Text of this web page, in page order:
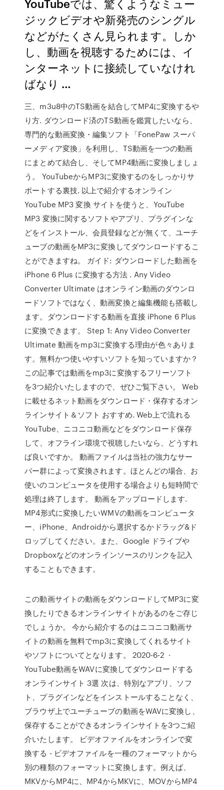
YouTubeでは、驚くようなミュー
ジックビデオや新発売のシングル
などがたくさん見られます。しか
し、動画を視聴するためには、イ
ンターネットに接続していなけれ
ばなり …
三、m3u8中のTS動画を結合してMP4に変換するや
り方. ダウンロード済のTS動画を鑑賞したいなら、
専門的な動画変換・編集ソフト「FonePaw スーパ
ーメディア変換」を利用し、TS動画を一つの動画
にまとめて結合し、そしてMP4動画に変換しましょ
う。 YouTubeからMP3に変換するのをしっかりサ
ポートする裏技. 以上で紹介するオンライン
YouTube MP3 変換 サイトを使うと、YouTube
MP3 変換に関するソフトやアプリ、プラグインな
どをインストール、会員登録などが無くて、ユーチ
ューブの動画をMP3に変換してダウンロードするこ
とができますね。 ガイド: ダウンロードした動画を
iPhone 6 Plus に変換する方法 . Any Video
Converter Ultimate はオンライン動画のダウンロ
ードソフトではなく、動画変換と編集機能も搭載し
ます。ダウンロードする動画を直接 iPhone 6 Plus
に変換できます。 Step 1: Any Video Converter
Ultimate 動画をmp3に変換する理由が色々ありま
す。無料かつ使いやすいソフトを知っていますか？
この記事では動画をmp3に変換するフリーソフト
を3つ紹介いたしますので、ぜひご覧下さい。 Web
に載せるネット動画をダウンロード・保存するオン
ラインサイト＆ソフト おすすめ. Web上で流れる
YouTube、ニコニコ動画などをダウンロード保存
して、オフライン環境で視聴したいなら、どうすれ
ば良いですか。 動画ファイルは当社の強力なサー
バー群によって変換されます。ほとんどの場合、お
使いのコンピュータを使用する場合よりも短時間で
処理は終了します。 動画をアップロードします.
MP4形式に変換したいWMVの動画をコンピュータ
ー、iPhone、Androidから選択するかドラッグ&ド
ロップしてください。また、Google ドライブや
Dropboxなどのオンラインソースのリンクを記入
することもできます。
この動画サイトの動画をダウンロードしてMP3に変
換したりできるオンラインサイトがあるのをご存じ
でしょうか。 今から紹介するのはニコニコ動画サ
イトの動画を無料でmp3に変換してくれるサイト
やソフトについてとなります。 2020-6-2 ·
YouTube動画をWAVに変換してダウンロードする
オンラインサイト 3選 次は、特別なアプリ、ソフ
ト、プラグインなどをインストールすることなく、
ブラウザ上でユーチューブの動画をWAVに変換し、
保存することができるオンラインサイトを3つご紹
介いたします。 ビデオファイルをオンラインで変
換する - ビデオファイルを一種のフォーマットから
別の種類のフォーマットに変換します。例えば、
MKVからMP4に、MP4からMKVに、MOVからMP4